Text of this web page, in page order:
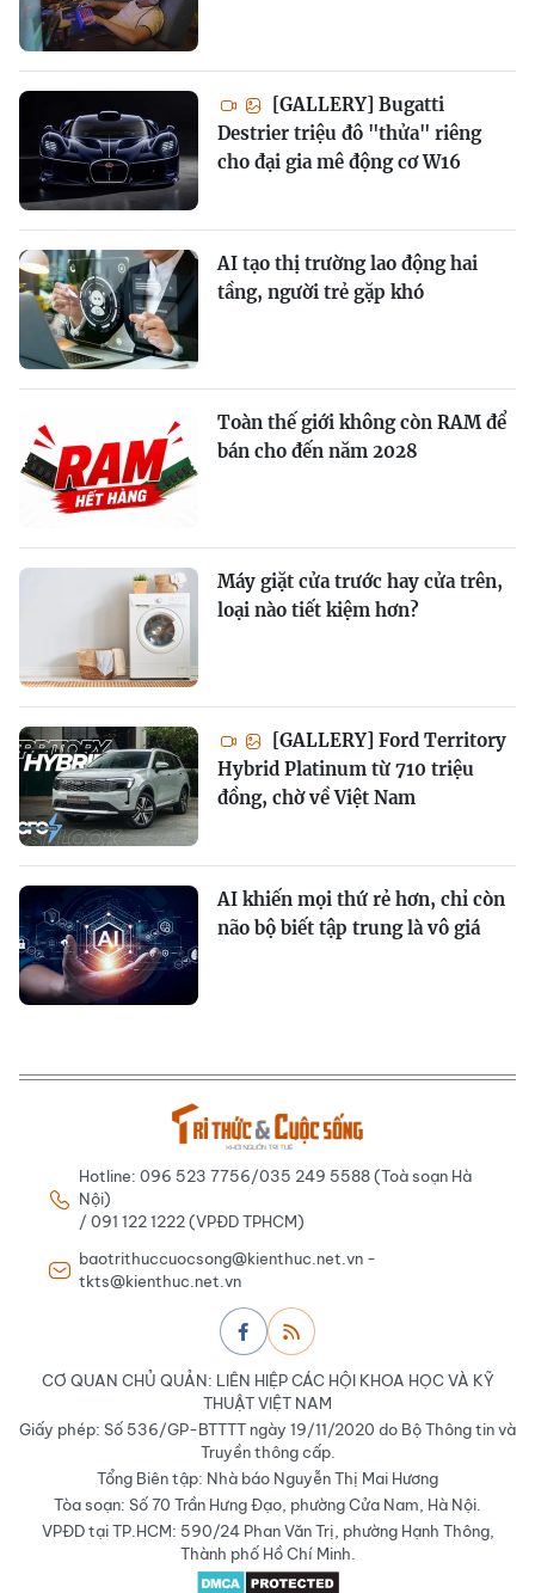
[GALLERY] Bugatti
Destrier triệu đô "thửa" riêng
cho đại gia mê động cơ W16
AI tạo thị trường lao động hai
tầng, người trẻ gặp khó
Toàn thế giới không còn RAM để
bán cho đến năm 2028
Máy giặt cửa trước hay cửa trên,
loại nào tiết kiệm hơn?
[GALLERY] Ford Territory
Hybrid Platinum từ 710 triệu
đồng, chờ về Việt Nam
AI khiến mọi thứ rẻ hơn, chỉ còn
não bộ biết tập trung là vô giá
Hotline: 096 523 7756/035 249 5588 (Toà soạn Hà
Nội)
/ 091 122 1222 (VPĐD TPHCM)
baotrithuccuocsong@kienthuc.net.vn -
tkts@kienthuc.net.vn
CƠ QUAN CHỦ QUẢN: LIÊN HIỆP CÁC HỘI KHOA HỌC VÀ KỸ
THUẬT VIỆT NAM
Giấy phép: Số 536/GP-BTTTT ngày 19/11/2020 do Bộ Thông tin và
Truyền thông cấp.
Tổng Biên tập: Nhà báo Nguyễn Thị Mai Hương
Tòa soạn: Số 70 Trần Hưng Đạo, phường Cửa Nam, Hà Nội.
VPĐD tại TP.HCM: 590/24 Phan Văn Trị, phường Hạnh Thông,
Thành phố Hồ Chí Minh.